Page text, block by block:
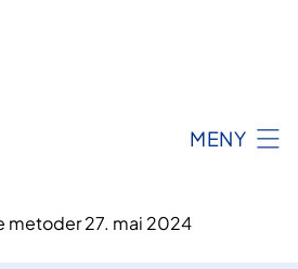
MENY
metoder 27. mai 2024